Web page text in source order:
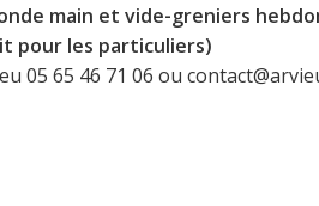
main et vide-greniers
pour les particuliers)
05 65 46 71 06 ou